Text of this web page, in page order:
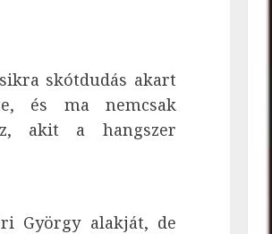
skótdudás akart
és ma nemcsak
akit a hangszer
György alakját, de